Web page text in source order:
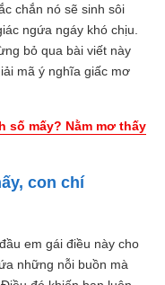
chắn nó sẽ sinh sôi
ngứa ngáy khó chịu.
bỏ qua bài viết này
mã ý nghĩa giấc mơ
số mấy? Nằm mơ thấy
con chí
em gái điều này cho
những nỗi buồn mà